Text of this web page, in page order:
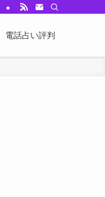
電話占い評判